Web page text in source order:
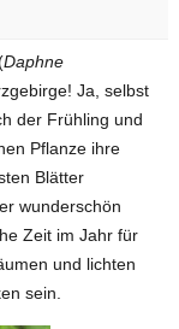
Daphne
Ja, selbst
der Frühling und
Pflanze ihre
Blätter
wunderschön
Zeit im Jahr für
und lichten
sein.